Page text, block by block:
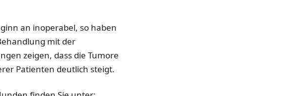
an inoperabel, so haben
mit der
zeigen, dass die Tumore
Patienten deutlich steigt.